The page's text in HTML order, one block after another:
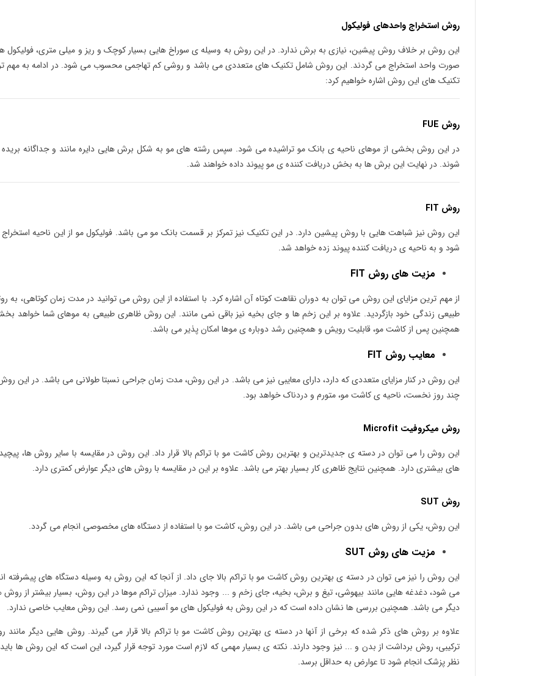
روش استخراج واحدهای فولیکول
این روش بر خلاف روش پیشین، نیازی به برش ندارد. در این روش به وسیله ی سوراخ هایی بسیار کوچک و ریز و میلی متری، فولیکول
صورت واحد استخراج می گردند. این روش شامل تکنیک های متعددی می باشد و روشی کم تهاجمی محسوب می شود. در ادامه به مهم
تکنیک های این روش اشاره خواهیم کرد:
روش FUE
در این روش بخشی از موهای ناحیه ی بانک مو تراشیده می شود. سپس رشته های مو به شکل برش هایی دایره مانند و جداگانه
شوند. در نهایت این برش ها به بخش دریافت کننده ی مو پیوند داده خواهند شد.
روش FIT
این روش نیز شباهت هایی با روش پیشین دارد. در این تکنیک نیز تمرکز بر قسمت بانک مو می باشد. فولیکول مو از این ناحیه
شود و به ناحیه ی دریافت کننده پیوند زده خواهد شد.
مزیت های روش FIT
از مهم ترین مزایای این روش می توان به دوران نقاهت کوتاه آن اشاره کرد. با استفاده از این روش می توانید در مدت زمان کوتاهی، به
طبیعی زندگی خود بازگردید. علاوه بر این زخم ها و جای بخیه نیز باقی نمی مانند. این روش ظاهری طبیعی به موهای شما خواهد
همچنین پس از کاشت مو، قابلیت رویش و همچنین رشد دوباره ی موها امکان پذیر می باشد.
معایب روش FIT
این روش در کنار مزایای متعددی که دارد، دارای معایبی نیز می باشد. در این روش، مدت زمان جراحی نسبتا طولانی می باشد. در این
چند روز نخست، ناحیه ی کاشت مو، متورم و دردناک خواهد بود.
روش میکروفیت Microfit
این روش را می توان در دسته ی جدیدترین و بهترین روش کاشت مو با تراکم بالا قرار داد. این روش در مقایسه با سایر روش ها،
های بیشتری دارد. همچنین نتایج ظاهری کار بسیار بهتر می باشد. علاوه بر این در مقایسه با روش های دیگر عوارض کمتری دارد.
روش SUT
این روش، یکی از روش های بدون جراحی می باشد. در این روش، کاشت مو با استفاده از دستگاه های مخصوصی انجام می گردد.
مزیت های روش SUT
این روش را نیز می توان در دسته ی بهترین روش کاشت مو با تراکم بالا جای داد. از آنجا که این روش به وسیله دستگاه های پیشرفته
می شود، دغدغه هایی مانند بیهوشی، تیغ و برش، بخیه، جای زخم و ... وجود ندارد. میزان تراکم موها در این روش، بسیار بیشتر از روش
دیگر می باشد. همچنین بررسی ها نشان داده است که در این روش به فولیکول های مو آسیبی نمی رسد. این روش معایب خاصی ندارد.
علاوه بر روش های ذکر شده که برخی از آنها در دسته ی بهترین روش کاشت مو با تراکم بالا قرار می گیرند. روش هایی دیگر مانند
ترکیبی، روش برداشت از بدن و ... نیز وجود دارند. نکته ی بسیار مهمی که لازم است مورد توجه قرار گیرد، این است که این روش ها
نظر پزشک انجام شود تا عوارض به حداقل برسد.